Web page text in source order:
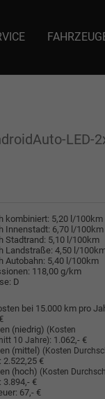
Host
kombiniert: 5,20 l/100km
Innenstadt: 6,70 l/100km
Stadtrand: 5,10 l/100km
Landstraße: 4,50 l/
Autobahn: 5,40 l/100km
118,00 g/km
D
bei 15.000 km pro
(niedrig) (Kosten
10 Jahre): 1.062,- €
(mittel) (Kosten
: 2.522,25 €
(hoch) (Kosten
: 3.894,- €
67,- €